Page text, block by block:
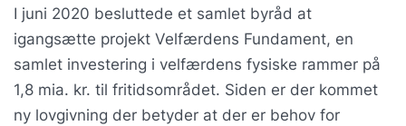
I juni 2020 besluttede et samlet byråd at
igangsætte projekt Velfærdens Fundament, en
samlet investering i velfærdens fysiske rammer på
1,8 mia. kr. til fritidsområdet. Siden er der kommet
ny lovgivning der betyder at der er behov for